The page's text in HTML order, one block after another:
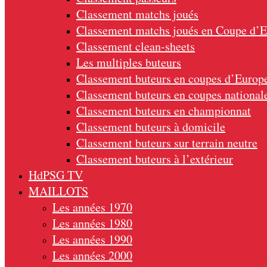
Classement matchs joués
Classement matchs joués en Coupe
Classement clean-sheets
Les multiples buteurs
Classement buteurs en coupes
Classement buteurs en coupes
Classement buteurs en championnat
Classement buteurs à domicile
Classement buteurs sur terrain neutre
Classement buteurs à l’extérieur
HdPSG TV
MAILLOTS
Les années 1970
Les années 1980
Les années 1990
Les années 2000